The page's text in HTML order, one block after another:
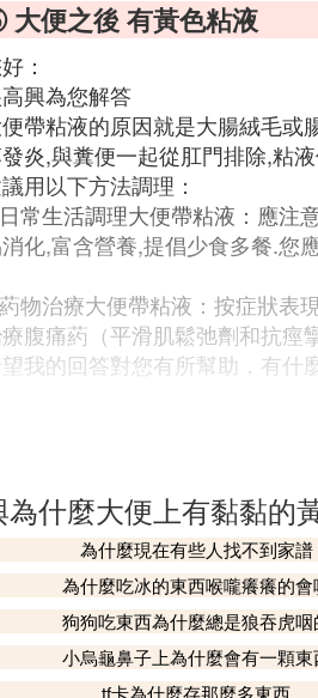
便之後 有黃色粘液
：
興為您解答
帶粘液的原因就是大腸絨毛或
炎,與糞便一起從肛門排除,粘液
用以下方法調理：
常生活調理大便帶粘液：應注
化,富含營養,提倡少食多餐.您
物治療大便帶粘液：按症狀表
腹痛葯（平滑肌鬆弛劑和抗痙
我的回答對您有所幫助，有什
⑥ 便便得時候有又黃又粘的
病，讓醫生為你對症下葯，很
的。
問我排的大便上有黃色
是由很多不同原因引起，以大
便、膿血便等為主要表現的胃腸
為什麼大便上有黏黏的
為什麼現在有些人找不到家譜
為什麼吃冰的東西喉嚨癢癢的會
狗狗吃東西為什麼總是狼吞虎咽
小烏龜鼻子上為什麼會有一顆東
tf卡為什麼存那麼多東西